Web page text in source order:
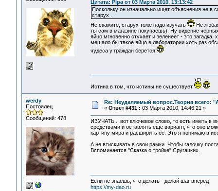
Цитата: Pipa от 03 Марта 2010, 13:13:42
Поскольку он изначально ищет объяснения не в
старух .
Не скажите, старух тоже надо изучать
Не любая
ты сам в магазине покупаешь). Ну видение
яйцо мгновенно стухает и зеленеет - это
мешало бы такое яйцо в лаборатории хоть раз
чудеса у граждан берется
Истина в том, что истины не существует
werdy
Постоялец
Сообщений: 478
Re: Неудаляемый вопрос.Теория всего:
« Ответ #431 : 03 Марта 2010, 14:46:21 »
ИЗУЧАТЬ... вот ключевое слово, то есть иметь в
средствами и оставлять еще вариант, что оно
картину мира и расширить её. Это я понимаю в
А не втискивать в свои рамки. Чтобы галочку
Вспоминается "Сказка о тройке" Сругацких.
Если не знаешь, что делать - делай шаг вперед
https://my-dao.ru